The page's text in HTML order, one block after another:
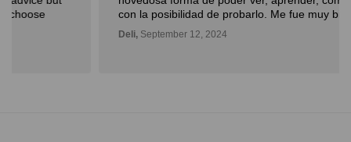
con la posibilidad de probarlo. Me fue muy bien!
September 12, 2024